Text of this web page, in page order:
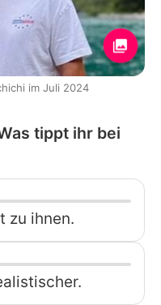
im Juli 2024
tippt ihr bei
zu ihnen.